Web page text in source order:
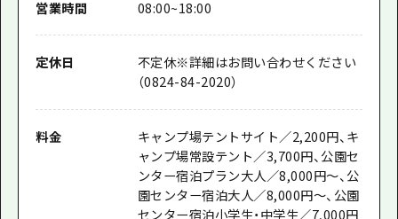
営業時間 08:00~18:00
定休日
不定休※詳細はお問い合わせください
（0824-84-2020）
料金
キャンプ場テントサイト／2,200円、キ
ャンプ場常設テント／3,700円、公園セ
ンター宿泊プラン大人／8,000円～、公
園センター宿泊大人／8,000円～、公園
センター宿泊小学生・中学生／7,000円